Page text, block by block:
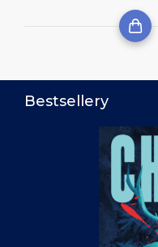
Bestsellery